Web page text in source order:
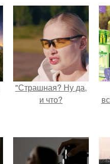
"Страшная? Ну да,
и что?